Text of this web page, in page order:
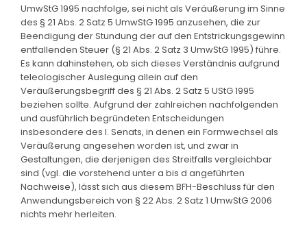
UmwStG 1995 nachfolge, sei nicht als Veräußerung im Sinne
des § 21 Abs. 2 Satz 5 UmwStG 1995 anzusehen, die zur
Beendigung der Stundung der auf den Entstrickungsgewinn
entfallenden Steuer (§ 21 Abs. 2 Satz 3 UmwStG 1995) führe.
Es kann dahinstehen, ob sich dieses Verständnis aufgrund
teleologischer Auslegung allein auf den
Veräußerungsbegriff des § 21 Abs. 2 Satz 5 UStG 1995
beziehen sollte. Aufgrund der zahlreichen nachfolgenden
und ausführlich begründeten Entscheidungen
insbesondere des I. Senats, in denen ein Formwechsel als
Veräußerung angesehen worden ist, und zwar in
Gestaltungen, die derjenigen des Streitfalls vergleichbar
sind (vgl. die vorstehend unter a bis d angeführten
Nachweise), lässt sich aus diesem BFH-Beschluss für den
Anwendungsbereich von § 22 Abs. 2 Satz 1 UmwStG 2006
nichts mehr herleiten.